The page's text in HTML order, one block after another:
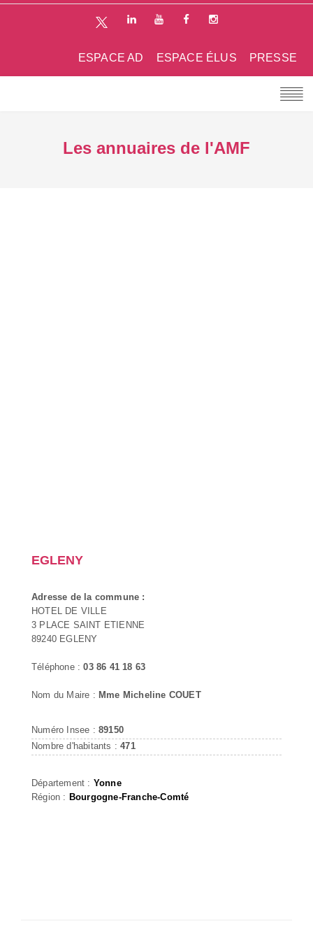
PRESSE
ESPACE ÉLUS
ESPACE AD
Les annuaires de l'AMF
EGLENY
Adresse de la commune :
HOTEL DE VILLE
3 PLACE SAINT ETIENNE
89240 EGLENY
Téléphone :03 86 41 18 63
Nom du Maire : Mme Micheline COUET
Numéro Insee : 89150
Nombre d'habitants :471
Département : Yonne
Région : Bourgogne-Franche-Comté